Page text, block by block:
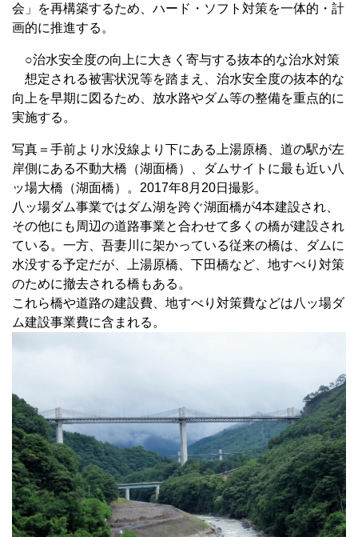
会」を再構築するため、ハード・ソフト対策を一体的・計
画的に推進する。
○治水安全度の向上に大きく寄与する抜本的な治水対策
想定される被害状況等を踏まえ、治水安全度の抜本的な
向上を早期に図るため、放水路やダム等の整備を重点的に
実施する。
写真＝手前より水没線より下にある上湯原橋、道の駅が左
岸側にある不動大橋（湖面橋）、ダムサイトに最も近い八
ッ場大橋（湖面橋）。2017年8月20日撮影。
八ッ場ダム事業ではダム湖を跨ぐ湖面橋が4本建設され、
その他にも周辺の道路事業と合わせて多くの橋が建設され
ている。一方、吾妻川に架かっている従来の橋は、ダムに
水没する予定だが、上湯原橋、下田橋など、地すべり対策
のために撤去される橋もある。
これら橋や道路の建設費、地すべり対策費などは八ッ場ダ
ム建設事業費に含まれる。